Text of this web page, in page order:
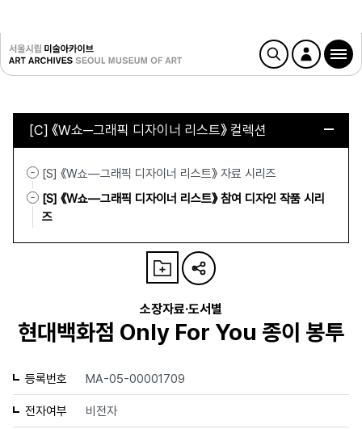
[C] 《W쇼─그래픽 디자이너 리스트》 컬렉션
[S] 《W쇼—그래픽 디자이너 리스트》 자료 시리즈
[S] 《W쇼—그래픽 디자이너 리스트》 참여 디자인 작품 시리
즈
소장자료·도서별
현대백화점 Only For You 종이 봉투
등록번호 MA-05-00001709
전자여부 비전자